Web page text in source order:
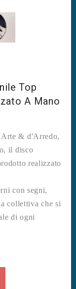
Top
A Mano
& d'Arredo,
il disco
realizzato
con segni,
collettiva che si
di ogni